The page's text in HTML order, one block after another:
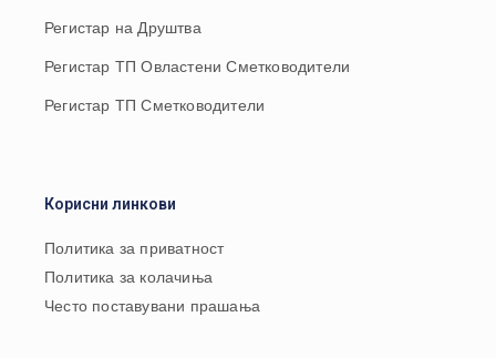
Регистар на Друштва
Регистар ТП Овластени Сметководители
Регистар ТП Сметководители
Корисни линкови
Политика за приватност
Политика за колачиња
Често поставувани прашања